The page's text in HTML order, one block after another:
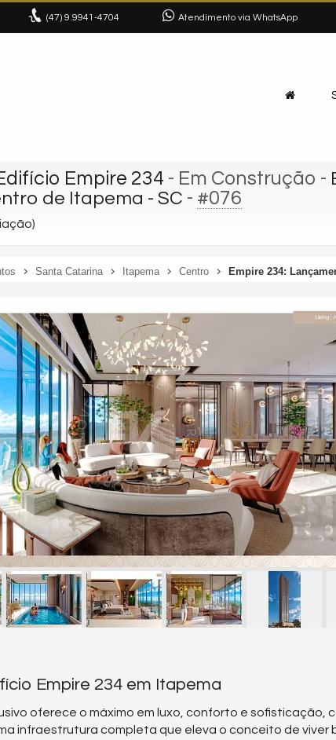
(47) 9.9941-4704 Atendimento via WhatsApp
Empire 234 - Em Construção -
de Itapema - SC - #076
Santa Catarina Itapema Centro Empire 234:
Empire 234 em Itapema
oferece o máximo em luxo, conforto e sofisticação,
infraestrutura completa que eleva o conceito de viver